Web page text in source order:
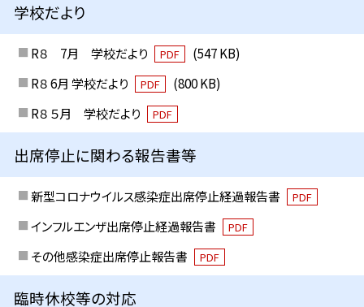
学校だより
R８ 7月 学校だより PDF
(547 KB)
R８ 6月 学校だより
PDF
(800 KB)
R８ ５月 学校だより
PDF
出席停止に関わる報告書等
新型コロナウイルス感染症出席停止経過報告書 PDF
インフルエンザ出席停止経過報告書 PDF
その他感染症出席停止報告書 PDF
臨時休校等の対応